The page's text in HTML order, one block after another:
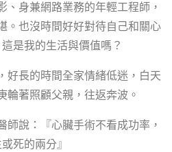
、身兼網路業務的年輕工程師，
。也沒時間好好對待自己和關心
是我的生活與價值嗎？
好長的時間全家情緒低迷，白天
輪著照顧父親，往返奔波。
師說：『心臟手術不看成功率，
死的兩分』